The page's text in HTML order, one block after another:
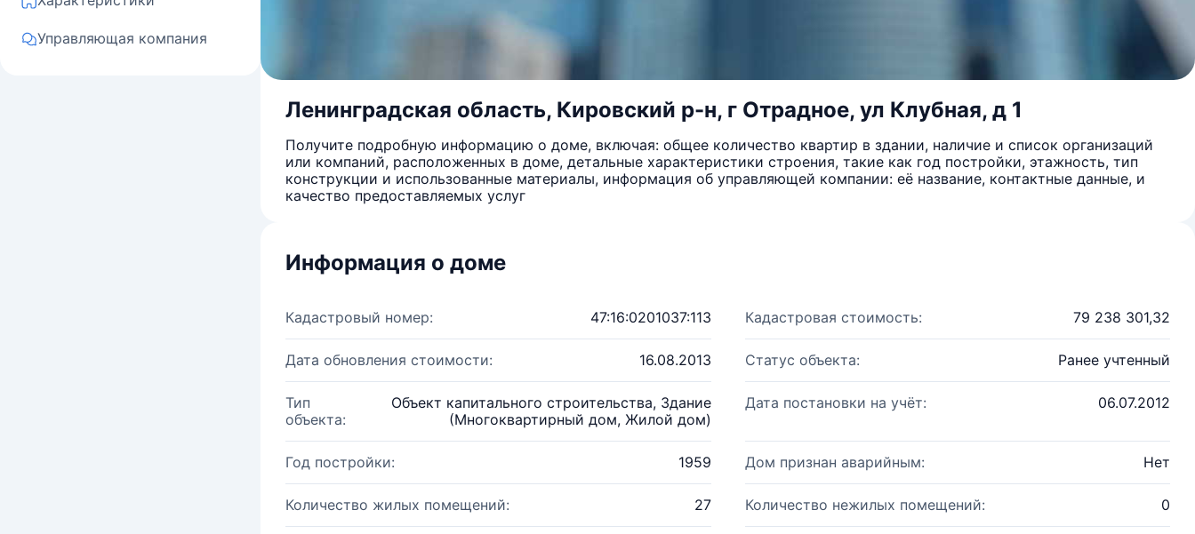
Управляющая компания
Ленинградская область, Кировский р-н, г Отрадное, ул Клубная, д 1
Получите подробную информацию о доме, включая: общее количество квартир в здании, наличие и список организаций
или компаний, расположенных в доме, детальные характеристики строения, такие как год постройки, этажность, тип
конструкции и использованные материалы, информация об управляющей компании: её название, контактные данные, и
качество предоставляемых услуг
Информация о доме
Кадастровый номер: 47:16:0201037:113 Кадастровая стоимость: 79 238 301,32
Дата обновления стоимости: 16.08.2013 Статус объекта: Ранее учтенный
Тип
объекта:
Объект капитального строительства, Здание
(Многоквартирный дом, Жилой дом)
Дата постановки на учёт: 06.07.2012
Год постройки: 1959 Дом признан аварийным: Нет
Количество жилых помещений: 27 Количество нежилых помещений: 0